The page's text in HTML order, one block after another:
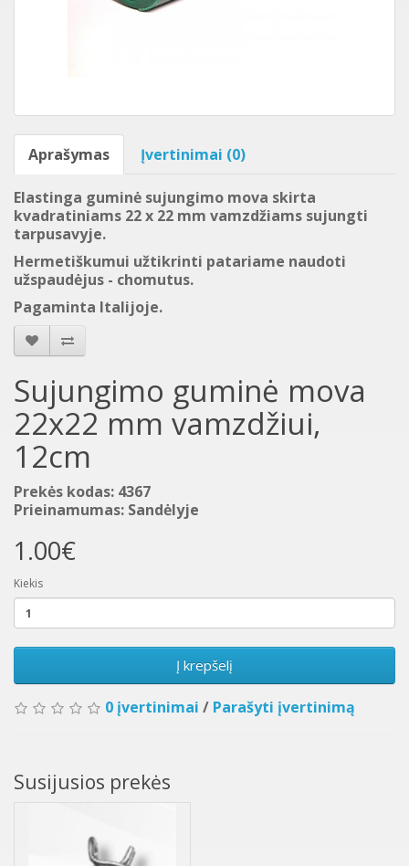
Aprašymas Įvertinimai (0)
Elastinga guminė sujungimo mova skirta
kvadratiniams 22 x 22 mm vamzdžiams sujungti
tarpusavyje.
Hermetiškumui užtikrinti patariame naudoti
užspaudėjus - chomutus.
Pagaminta Italijoje.
Sujungimo guminė mova
22x22 mm vamzdžiui,
12cm
Prekės kodas: 4367
Prieinamumas: Sandėlyje
1.00€
Kiekis
Į krepšelį
0 įvertinimai / Parašyti įvertinimą
Susijusios prekės